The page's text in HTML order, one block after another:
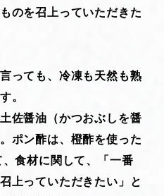
のを召上っていただきた
っても、冷凍も天然も熟
。
佐醤油（かつおぶしを醤
ポン酢は、橙酢を使った
食材に関して、「一番
上っていただきたい」と